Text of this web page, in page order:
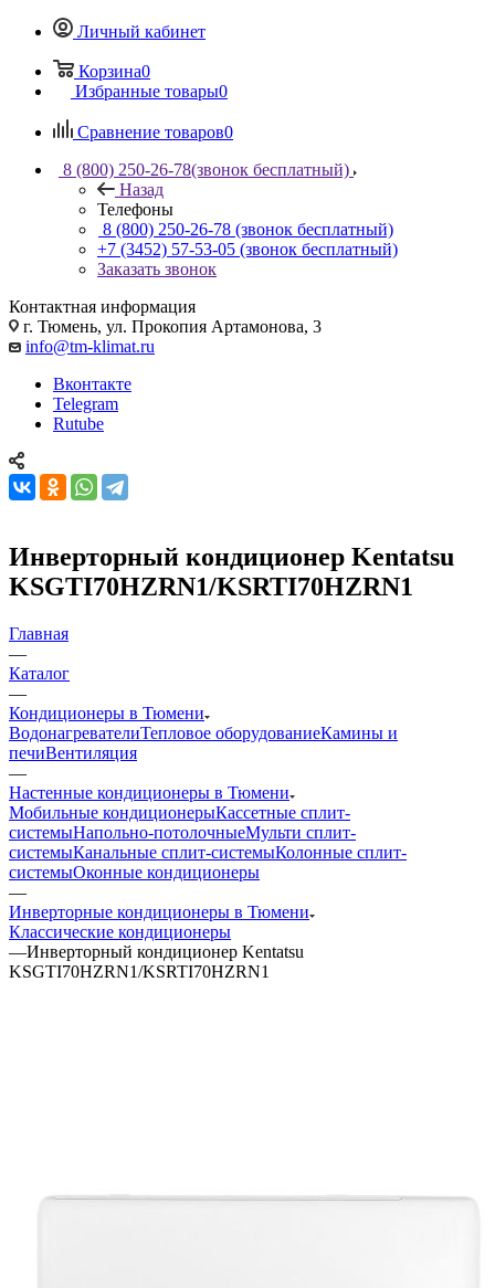
Личный кабинет
Корзина0
Избранные товары0
Сравнение товаров0
8 (800) 250-26-78(звонок бесплатный)
Назад
Телефоны
8 (800) 250-26-78 (звонок бесплатный)
+7 (3452) 57-53-05 (звонок бесплатный)
Заказать звонок
Контактная информация
г. Тюмень, ул. Прокопия Артамонова, 3
info@tm-klimat.ru
Вконтакте
Telegram
Rutube
Инверторный кондиционер Kentatsu
KSGTI70HZRN1/KSRTI70HZRN1
Главная
—
Каталог
—
Кондиционеры в Тюмени
ВодонагревателиТепловое оборудованиеКамины и
печиВентиляция
—
Настенные кондиционеры в Тюмени
Мобильные кондиционерыКассетные сплит-
системыНапольно-потолочныеМульти сплит-
системыКанальные сплит-системыКолонные сплит-
системыОконные кондиционеры
—
Инверторные кондиционеры в Тюмени
Классические кондиционеры
—Инверторный кондиционер Kentatsu
KSGTI70HZRN1/KSRTI70HZRN1